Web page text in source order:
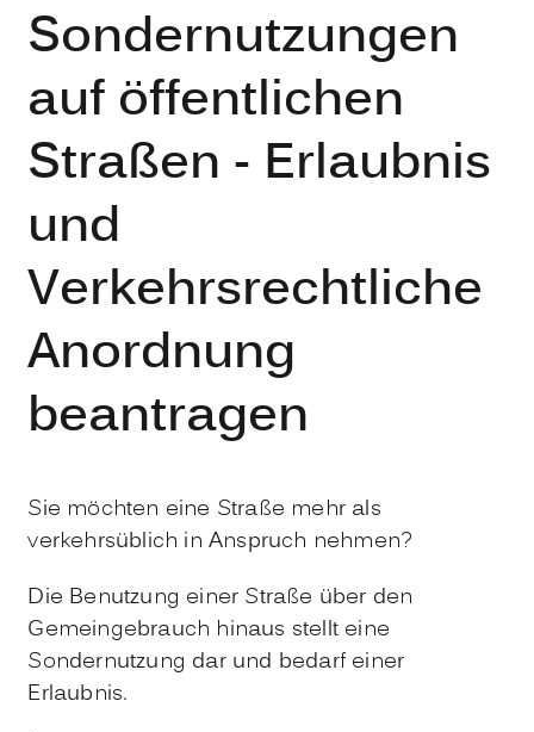
Sondernutzungen
auf öffentlichen
Straßen - Erlaubnis
und
Verkehrsrechtliche
Anordnung
beantragen
Sie möchten eine Straße mehr als
verkehrsüblich in Anspruch nehmen?
Die Benutzung einer Straße über den
Gemeingebrauch hinaus stellt eine
Sondernutzung dar und bedarf einer
Erlaubnis.